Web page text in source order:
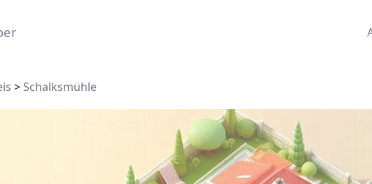
> Schalksmühle